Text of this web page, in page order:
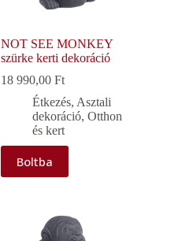
NOT SEE MONKEY
szürke kerti dekoráció
18 990,00Ft
Étkezés,Asztali
dekoráció,Otthon
és kert
Boltba